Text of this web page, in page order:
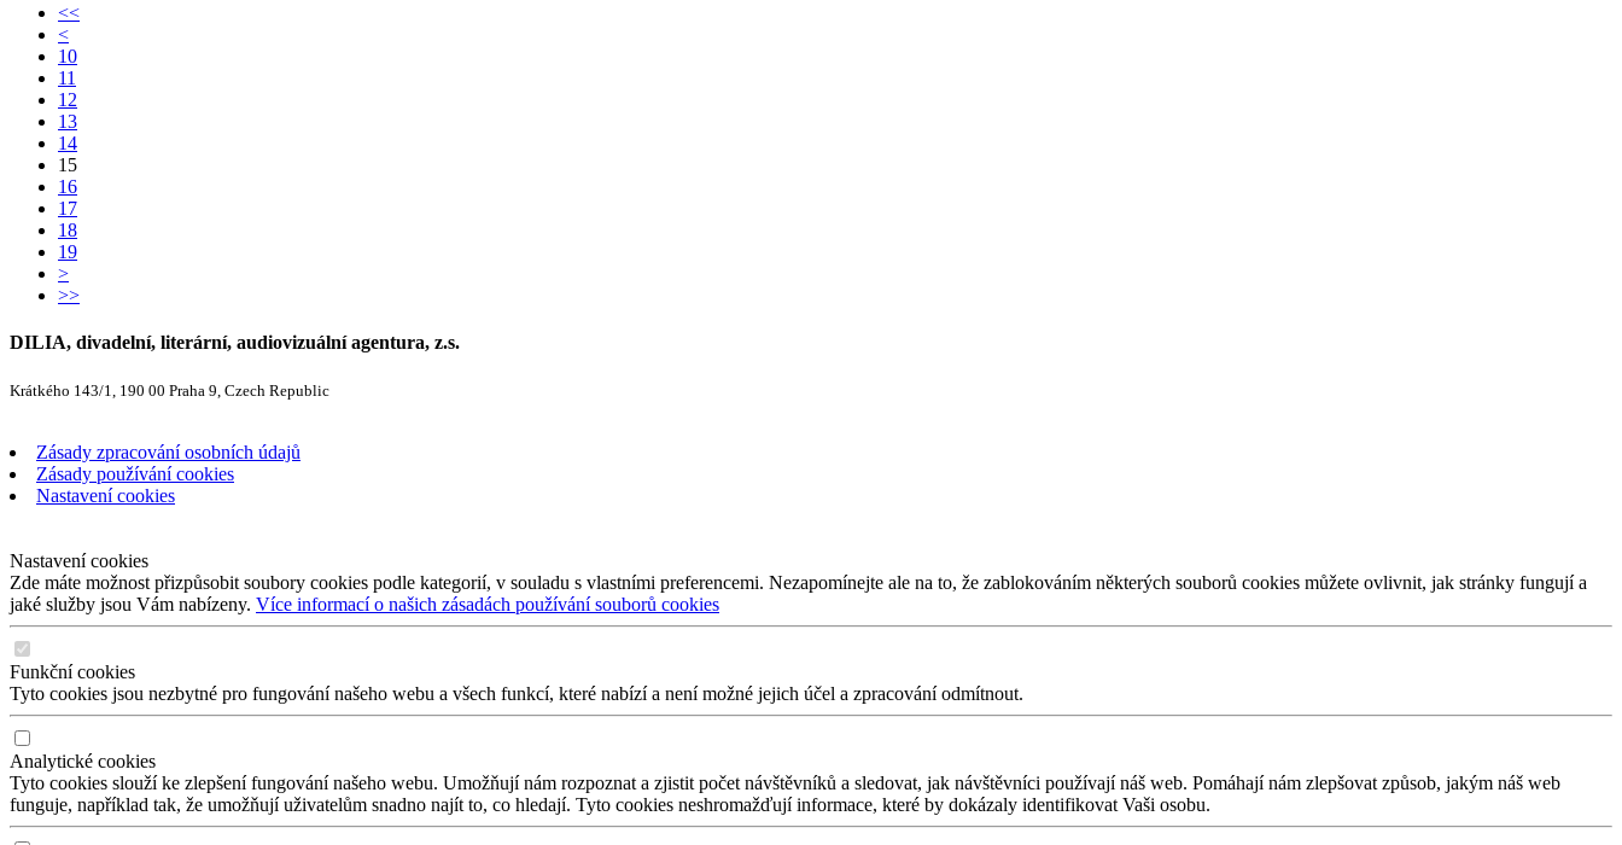
<<
<
10
11
12
13
14
15
16
17
18
19
>
>>
DILIA, divadelní, literární, audiovizuální agentura, z.s.
Krátkého 143/1, 190 00 Praha 9, Czech Republic
Zásady zpracování osobních údajů
Zásady používání cookies
Nastavení cookies
Nastavení cookies
Zde máte možnost přizpůsobit soubory cookies podle kategorií, v souladu s vlastními preferencemi. Nezapomínejte ale na to, že zablokováním některých souborů cookies můžete ovlivnit, jak stránky fungují a
jaké služby jsou Vám nabízeny. Více informací o našich zásadách používání souborů cookies
Funkční cookies
Tyto cookies jsou nezbytné pro fungování našeho webu a všech funkcí, které nabízí a není možné jejich účel a zpracování odmítnout.
Analytické cookies
Tyto cookies slouží ke zlepšení fungování našeho webu. Umožňují nám rozpoznat a zjistit počet návštěvníků a sledovat, jak návštěvníci používají náš web. Pomáhají nám zlepšovat způsob, jakým náš web
funguje, například tak, že umožňují uživatelům snadno najít to, co hledají. Tyto cookies neshromažďují informace, které by dokázaly identifikovat Vaši osobu.